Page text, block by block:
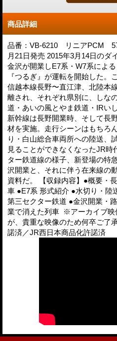
商品詳細
品番：VB-6210 リニアPCM
月21日発売 2015年3月14日のダ
金沢が開業しE7系・W7系によ
『つるぎ』が運転を開始した。
信越本線長野〜直江津、北陸本
離され、それぞれ県別に、しな
道・あいの風とやま鉄道・IR
新幹線は長野開業時、そして長
材を実施。走行シーンはもちろ
り・白山総合車両所への陸送、
見ることができなくなったJR時
ター鉄道線の様子、新登場の特
沢開業と、それに伴う在来線の
資料だ。 【収録内容】●概要・
車 ●E7系 形式紹介 ●水切り・陸
第三セクター鉄道 ●金沢開業・
業で消えた列車 ※アーカイブ映
が、貴重な映像のため何卒ご了
諾済／JR西日本商品化許諾済